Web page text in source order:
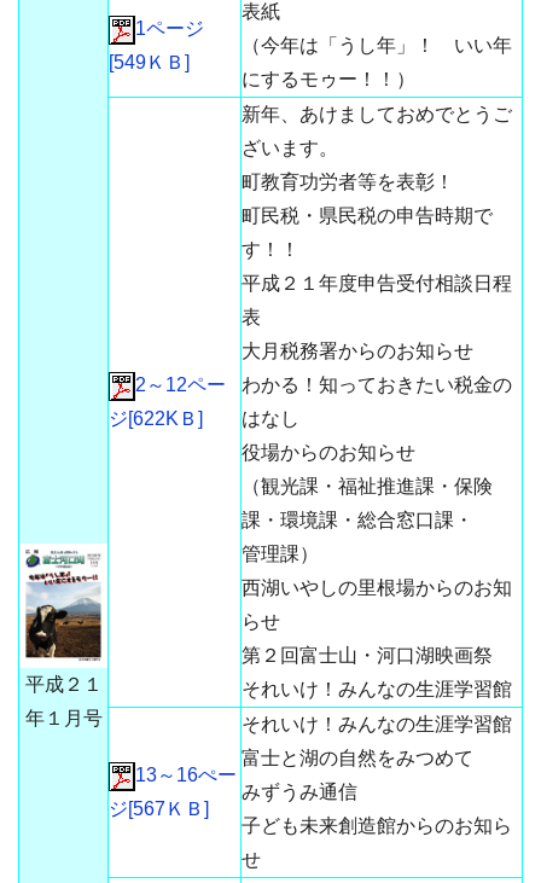
平成２１
年１月号
1ページ
[549ＫＢ]
表紙
（今年は「うし年」！ いい年
にするモゥー！！）
2～12ペー
ジ[622KＢ]
新年、あけましておめでとうご
ざいます。
町教育功労者等を表彰！
町民税・県民税の申告時期で
す！！
平成２１年度申告受付相談日程
表
大月税務署からのお知らせ
わかる！知っておきたい税金の
はなし
役場からのお知らせ
（観光課・福祉推進課・保険
課・環境課・総合窓口課・
管理課）
西湖いやしの里根場からのお知
らせ
第２回富士山・河口湖映画祭
それいけ！みんなの生涯学習館
13～16ぺー
ジ[567ＫＢ]
それいけ！みんなの生涯学習館
富士と湖の自然をみつめて
みずうみ通信
子ども未来創造館からのお知ら
せ